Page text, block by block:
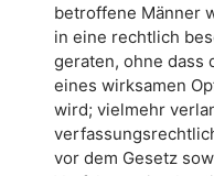
betroffene Männer
in eine rechtlich
geraten, ohne dass
eines wirksamen
wird; vielmehr
vor dem Gesetz